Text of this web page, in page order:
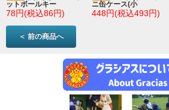
ットボールキー
78円(税込86円)
ニ缶ケース(小
448円(税込493円)
＜ 前の商品へ